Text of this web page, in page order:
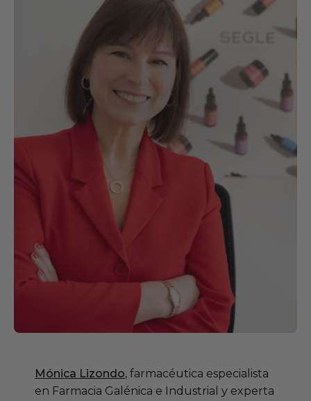
Mónica Lizondo, farmacéutica especialista
en Farmacia Galénica e Industrial y experta